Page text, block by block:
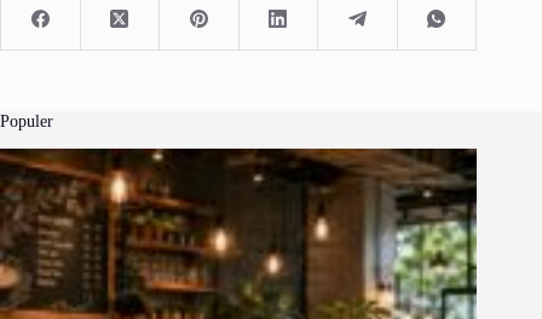
Populer